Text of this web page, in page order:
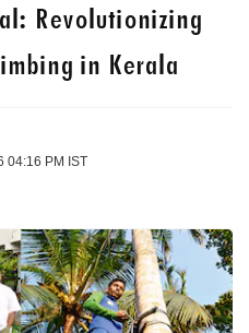
Revolutionizing
in Kerala
04:16 PM IST